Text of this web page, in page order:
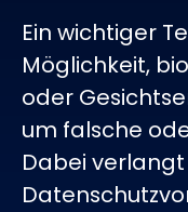
Ein wichtiger
Möglichkeit,
oder
um falsche
Dabei